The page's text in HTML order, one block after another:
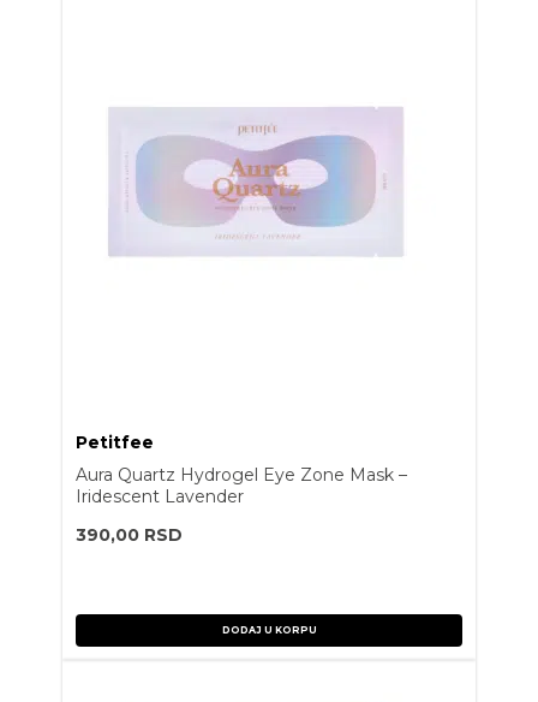
Petitfee
Aura Quartz Hydrogel Eye Zone Mask –
Iridescent Lavender
390,00 RSD
DODAJ U KORPU